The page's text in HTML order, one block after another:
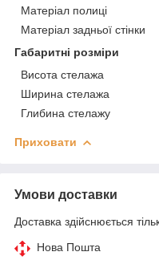
Матеріал полиці
Матеріал задньої стінки
Габаритні розміри
Висота стелажа
Ширина стелажа
Глибина стелажу
Приховати
Умови доставки
Доставка здійснюється
Нова Пошта